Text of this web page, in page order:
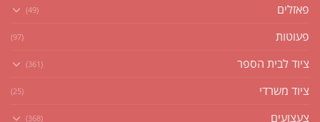
פאזלים (49)
פעוטות (97)
ציוד לבית הספר (361)
ציוד משרדי (25)
צעצועים (368)